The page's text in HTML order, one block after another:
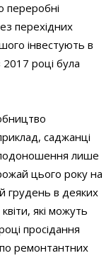
перехідних
інвестують в
році була
саджанці
лише
цього року на
грудень в деяких
які можуть
просідання
ремонтантних